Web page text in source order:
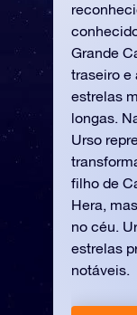
Grande
traseiro e
estrelas
longas.
Urso
filho de
Hera,
no céu.
estrelas
notáveis.